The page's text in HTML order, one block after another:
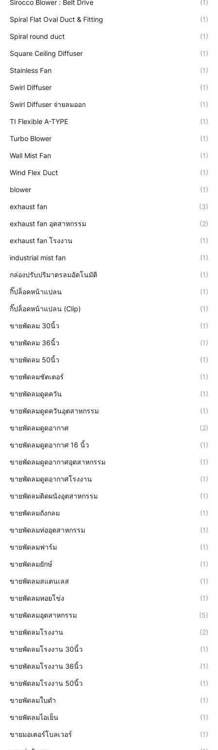
Sirocco Blower : Belt Drive (1)
Spiral Flat Oval Duct & Fitting (1)
Spiral round duct (1)
Square Ceiling Diffuser (1)
Stainless Fan (1)
Swirl Diffuser (1)
Swirl Diffuser จ่ายลมออก (1)
TI Flexible A-TYPE (1)
Turbo Blower (1)
Wall Mist Fan (1)
Wind Flex Duct (1)
blower (1)
exhaust fan (3)
exhaust fan อุตสาหกรรม (2)
exhaust fan โรงงาน (1)
industrial mist fan (1)
กล่องปรับปริมาตรลมอัตโนมัติ (1)
กิ๊ปล็อคหน้าแปลน (1)
กิ๊ปล็อคหน้าแปลน (Clip) (1)
ขายพัดลม 30นิ้ว (1)
ขายพัดลม 36นิ้ว (1)
ขายพัดลม 50นิ้ว (1)
ขายพัดลมชัตเตอร์ (1)
ขายพัดลมดูดควัน (1)
ขายพัดลมดูดควันอุตสาหกรรม (1)
ขายพัดลมดูดอากาศ (2)
ขายพัดลมดูดอากาศ 16 นิ้ว (1)
ขายพัดลมดูดอากาศอุตสาหกรรม (1)
ขายพัดลมดูดอากาศโรงงาน (1)
ขายพัดลมติดผนังอุตสาหกรรม (1)
ขายพัดลมถังกลม (1)
ขายพัดลมท่ออุตสาหกรรม (1)
ขายพัดลมฟาร์ม (1)
ขายพัดลมยักษ์ (1)
ขายพัดลมสแตนเลส (1)
ขายพัดลมหอยโข่ง (1)
ขายพัดลมอุตสาหกรรม (5)
ขายพัดลมโรงงาน (2)
ขายพัดลมโรงงาน 30นิ้ว (1)
ขายพัดลมโรงงาน 36นิ้ว (1)
ขายพัดลมโรงงาน 50นิ้ว (1)
ขายพัดลมใบดำ (1)
ขายพัดลมไอเย็น (1)
ขายมอเตอร์โบลเวอร์ (1)